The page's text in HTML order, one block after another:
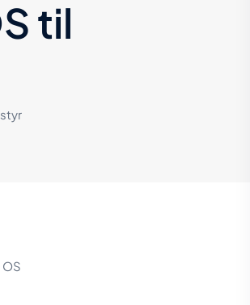
til